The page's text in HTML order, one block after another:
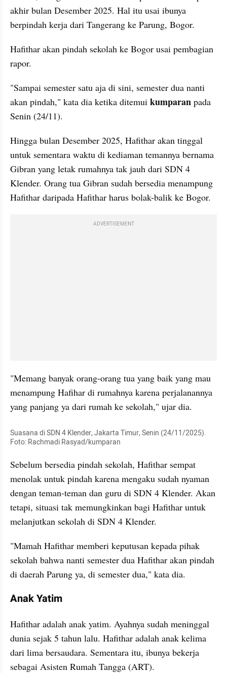
akhir bulan Desember 2025. Hal itu usai ibunya
berpindah kerja dari Tangerang ke Parung, Bogor.
Hafithar akan pindah sekolah ke Bogor usai pembagian
rapor.
"Sampai semester satu aja di sini, semester dua nanti
akan pindah," kata dia ketika ditemui kumparan pada
Senin (24/11).
Hingga bulan Desember 2025, Hafithar akan tinggal
untuk sementara waktu di kediaman temannya bernama
Gibran yang letak rumahnya tak jauh dari SDN 4
Klender. Orang tua Gibran sudah bersedia menampung
Hafithar daripada Hafithar harus bolak-balik ke Bogor.
ADVERTISEMENT
"Memang banyak orang-orang tua yang baik yang mau
menampung Hafihar di rumahnya karena perjalanannya
yang panjang ya dari rumah ke sekolah," ujar dia.
Suasana di SDN 4 Klender, Jakarta Timur, Senin (24/11/2025).
Foto: Rachmadi Rasyad/kumparan
Sebelum bersedia pindah sekolah, Hafithar sempat
menolak untuk pindah karena mengaku sudah nyaman
dengan teman-teman dan guru di SDN 4 Klender. Akan
tetapi, situasi tak memungkinkan bagi Hafithar untuk
melanjutkan sekolah di SDN 4 Klender.
"Mamah Hafithar memberi keputusan kepada pihak
sekolah bahwa nanti semester dua Hafithar akan pindah
di daerah Parung ya, di semester dua," kata dia.
Anak Yatim
Hafithar adalah anak yatim. Ayahnya sudah meninggal
dunia sejak 5 tahun lalu. Hafithar adalah anak kelima
dari lima bersaudara. Sementara itu, ibunya bekerja
sebagai Asisten Rumah Tangga (ART).